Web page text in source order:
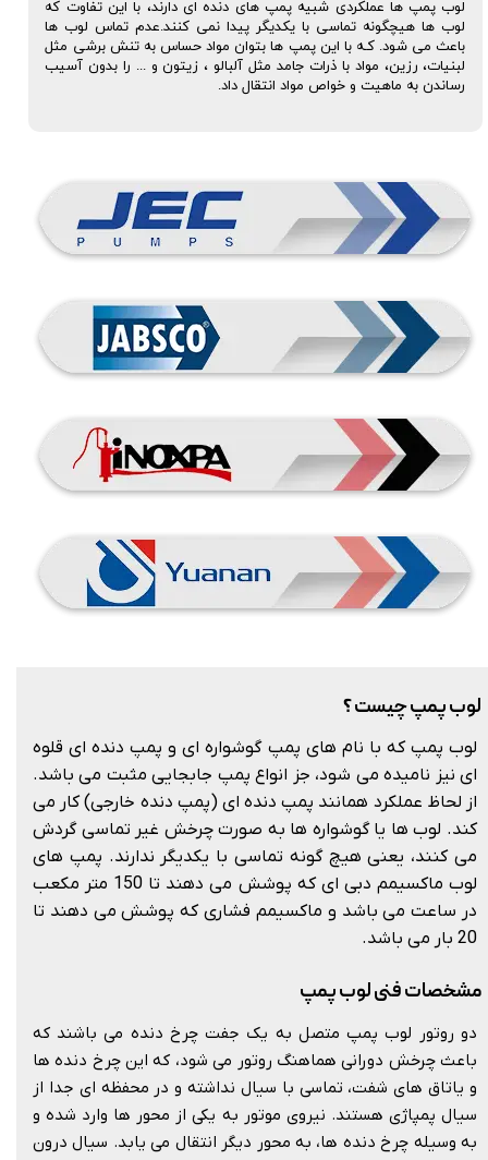
لوب پمپ ها عملکردی شبیه پمپ های دنده ای دارند، با این تفاوت که
لوب ها هیچگونه تماسی با یکدیگر پیدا نمی کنند.عدم تماس لوب ها
باعث می شود. کـه با این پمپ ها بتوان مواد حساس به تنش برشی مثل
لبنیات، رزین، مواد با ذرات جامد مثل آلبالو ، زیتون و ... را بدون آسیب
رساندن به ماهیت و خواص مواد انتقال داد.
لوب پمپ که با نام های پمپ گوشواره ای و پمپ دنده ای قلوه
ای نیز نامیده می شود، جز انواع پمپ جابجایی مثبت می باشد.
از لحاظ عملکرد همانند پمپ دنده ای (پمپ دنده خارجی) کار می
کند. لوب ها یا گوشواره ها به صورت چرخش غیر تماسی گردش
می کنند، یعنی هیچ گونه تماسی با یکدیگر ندارند. پمپ های
لوب ماکسیمم دبی ای که پوشش می دهند تا 150 متر مکعب
در ساعت می باشد و ماکسیمم فشاری که پوشش می دهند تا
20 بار می باشد.
دو روتور لوب پمپ متصل به یک جفت چرخ دنده می باشند که
باعث چرخش دورانی هماهنگ روتور می شود، که این چرخ دنده ها
و یاتاق های شفت، تماسی با سیال نداشته و در محفظه ای جدا از
سیال پمپاژی هستند. نیروی موتور به یکی از محور ها وارد شده و
به وسیله چرخ دنده ها، به محور دیگر انتقال می یابد. سیال درون
لوب پمپ چیست ؟
مشخصات فنی لوب پمپ